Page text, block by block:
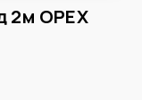
2м ОРЕХ